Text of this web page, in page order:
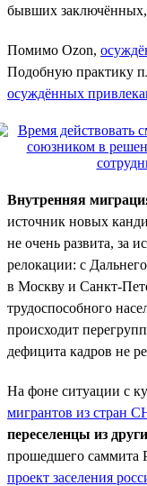
бывших
Помимо Ozon,
Подобную практику
осуждённых
Внутренняя
источник новых
не очень развита, за
релокации: с
в Москву и Санкт-
трудоспособного
происходит
дефицита кадров не
На фоне ситуации с
мигрантов из стран
переселенцы из
прошедшего саммита
проект заселения